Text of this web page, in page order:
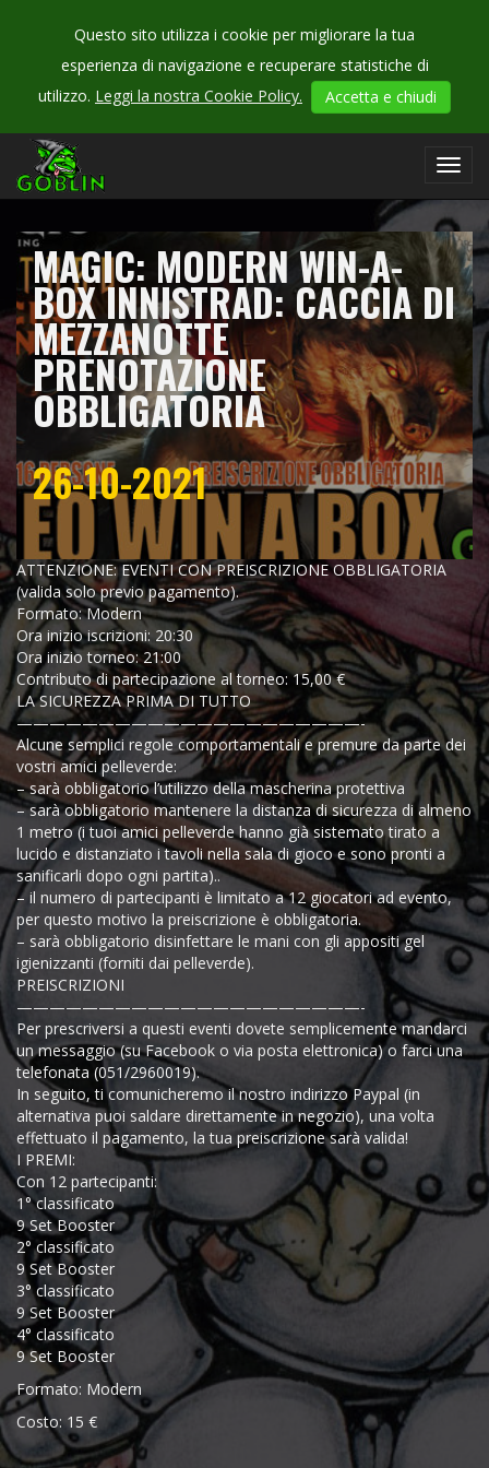
Questo sito utilizza i cookie per migliorare la tua
esperienza di navigazione e recuperare statistiche di
utilizzo. Leggi la nostra Cookie Policy. Accetta e chiudi
CHECK
OUR
MAGIC: MODERN WIN-A-
BOX INNISTRAD: CACCIA DI
MEZZANOTTE
PRENOTAZIONE
OBBLIGATORIA
26-10-2021
ATTENZIONE: EVENTI CON PREISCRIZIONE OBBLIGATORIA
(valida solo previo pagamento).
Formato: Modern
Ora inizio iscrizioni: 20:30
Ora inizio torneo: 21:00
Contributo di partecipazione al torneo: 15,00 €
LA SICUREZZA PRIMA DI TUTTO
—————————————————————-
Alcune semplici regole comportamentali e premure da parte dei
vostri amici pelleverde:
– sarà obbligatorio l’utilizzo della mascherina protettiva
– sarà obbligatorio mantenere la distanza di sicurezza di almeno
1 metro (i tuoi amici pelleverde hanno già sistemato tirato a
lucido e distanziato i tavoli nella sala di gioco e sono pronti a
sanificarli dopo ogni partita)..
– il numero di partecipanti è limitato a 12 giocatori ad evento,
per questo motivo la preiscrizione è obbligatoria.
– sarà obbligatorio disinfettare le mani con gli appositi gel
igienizzanti (forniti dai pelleverde).
PREISCRIZIONI
—————————————————————-
Per prescriversi a questi eventi dovete semplicemente mandarci
un messaggio (su Facebook o via posta elettronica) o farci una
telefonata (051/2960019).
In seguito, ti comunicheremo il nostro indirizzo Paypal (in
alternativa puoi saldare direttamente in negozio), una volta
effettuato il pagamento, la tua preiscrizione sarà valida!
I PREMI:
Con 12 partecipanti:
1° classificato
9 Set Booster
2° classificato
9 Set Booster
3° classificato
9 Set Booster
4° classificato
9 Set Booster
Formato: Modern
Costo: 15 €